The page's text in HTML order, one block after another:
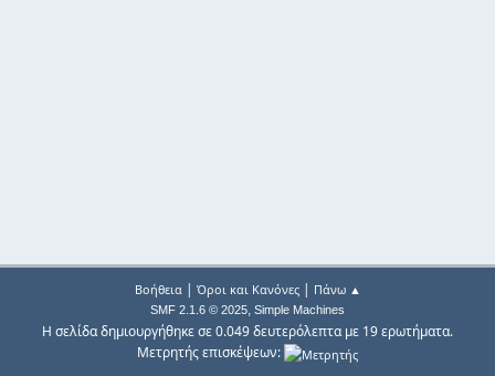
Βοήθεια| Όροι και Κανόνες| Πάνω ▲
SMF 2.1.6 © 2025, Simple Machines
Η σελίδα δημιουργήθηκε σε 0.049 δευτερόλεπτα με 19 ερωτήματα.
Μετρητής επισκέψεων: